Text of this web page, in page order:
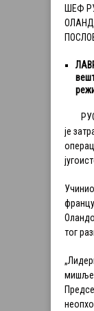
ШЕФ
је
тог